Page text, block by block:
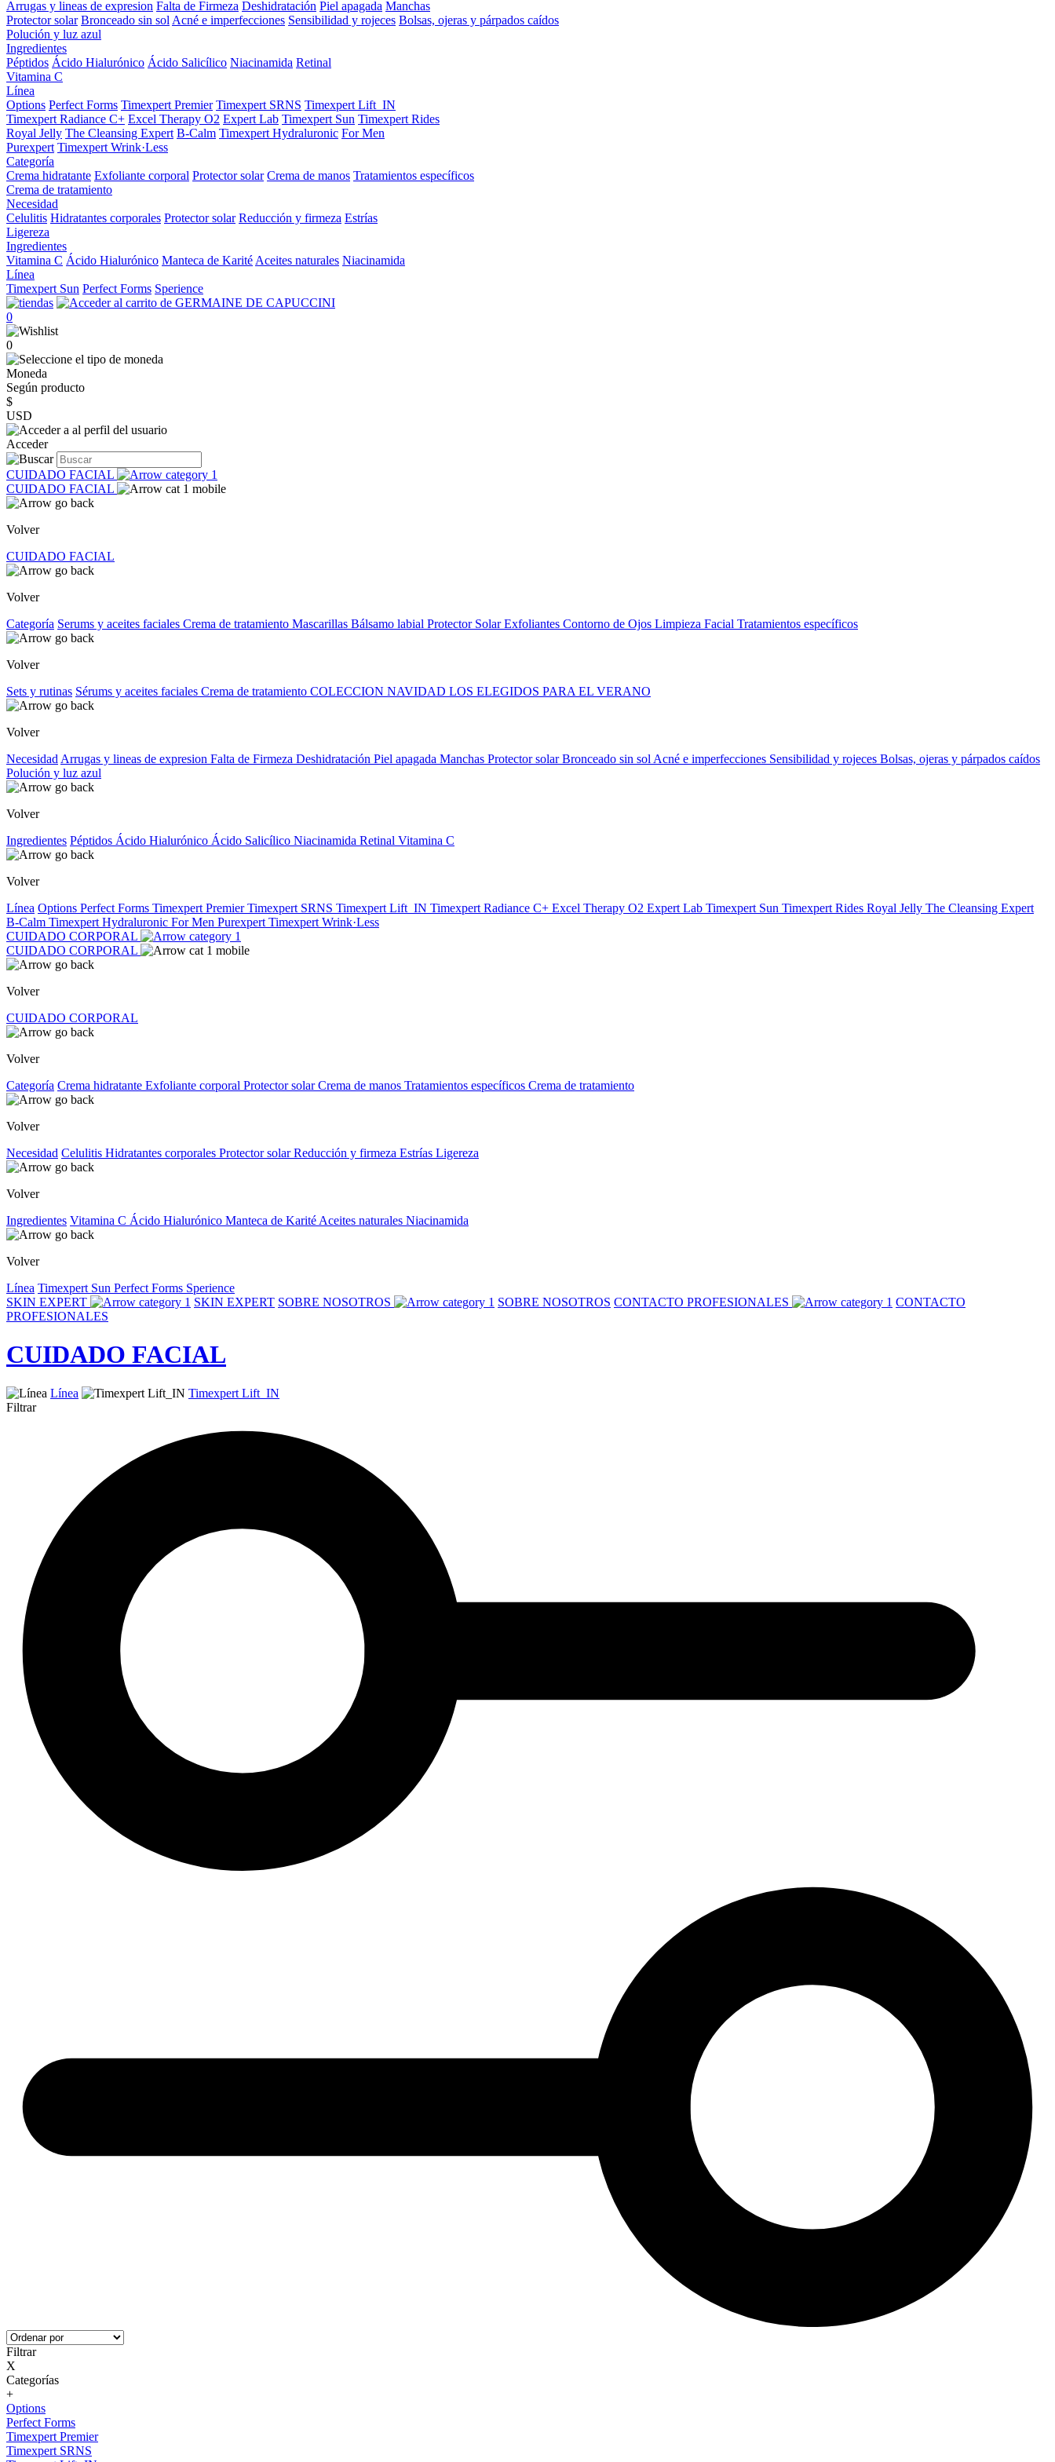
Arrugas y lineas de expresion Falta de Firmeza Deshidratación Piel apagada Manchas
Protector solar Bronceado sin sol Acné e imperfecciones Sensibilidad y rojeces Bolsas, ojeras y párpados caídos
Polución y luz azul
Ingredientes
Péptidos Ácido Hialurónico Ácido Salicílico Niacinamida Retinal
Vitamina C
Línea
Options Perfect Forms Timexpert Premier Timexpert SRNS Timexpert Lift_IN
Timexpert Radiance C+ Excel Therapy O2 Expert Lab Timexpert Sun Timexpert Rides
Royal Jelly The Cleansing Expert B-Calm Timexpert Hydraluronic For Men
Purexpert Timexpert Wrink·Less
Categoría
Crema hidratante Exfoliante corporal Protector solar Crema de manos Tratamientos específicos
Crema de tratamiento
Necesidad
Celulitis Hidratantes corporales Protector solar Reducción y firmeza Estrías
Ligereza
Ingredientes
Vitamina C Ácido Hialurónico Manteca de Karité Aceites naturales Niacinamida
Línea
Timexpert Sun Perfect Forms Sperience
0
0
Moneda
Según producto
$
USD
Acceder
CUIDADO FACIAL
CUIDADO FACIAL
Volver
CUIDADO FACIAL
Volver
Categoría Serums y aceites faciales Crema de tratamiento Mascarillas Bálsamo labial Protector SolarExfoliantes Contorno de Ojos Limpieza Facial Tratamientos específicos
Volver
Sets y rutinas Sérums y aceites faciales Crema de tratamiento COLECCION NAVIDAD LOS ELEGIDOS PARA EL VERANO
Volver
Necesidad Arrugas y lineas de expresion Falta de Firmeza Deshidratación Piel apagada Manchas Protector solarBronceado sin sol Acné e imperfecciones Sensibilidad y rojeces Bolsas, ojeras y párpados caídos
Polución y luz azul
Volver
Ingredientes Péptidos Ácido Hialurónico Ácido Salicílico Niacinamida Retinal Vitamina C
Volver
Línea Options Perfect Forms Timexpert PremierTimexpert SRNS Timexpert Lift_IN Timexpert Radiance C+ Excel Therapy O2 Expert Lab Timexpert Sun Timexpert Rides Royal Jelly The Cleansing Expert
B-Calm Timexpert Hydraluronic For Men Purexpert Timexpert Wrink·Less
CUIDADO CORPORAL
CUIDADO CORPORAL
Volver
CUIDADO CORPORAL
Volver
Categoría Crema hidratante Exfoliante corporal Protector solarCrema de manos Tratamientos específicos Crema de tratamiento
Volver
Necesidad Celulitis Hidratantes corporales Protector solarReducción y firmeza Estrías Ligereza
Volver
Ingredientes Vitamina C Ácido Hialurónico Manteca de Karité Aceites naturales Niacinamida
Volver
Línea Timexpert Sun Perfect Forms Sperience
SKIN EXPERT
SKIN EXPERT SOBRE NOSOTROS SOBRE NOSOTROS CONTACTO PROFESIONALES
CONTACTO
PROFESIONALES
CUIDADO FACIAL
Línea
Timexpert Lift_IN
Filtrar
Filtrar
X
Categorías
+
Options
Perfect Forms
Timexpert Premier
Timexpert SRNS